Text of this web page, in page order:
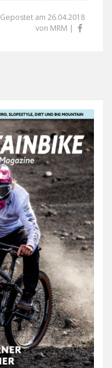
Gepostet am 26.04.2018
von MRM |